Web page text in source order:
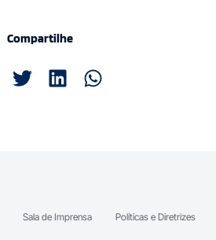
Compartilhe
Sala de Imprensa Políticas e Diretrizes